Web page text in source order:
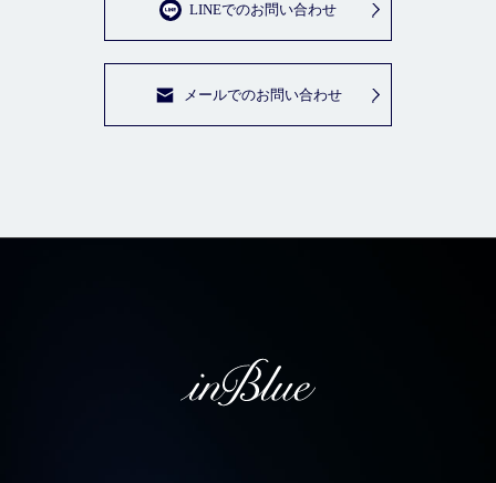
LINEでのお問い合わせ
メールでのお問い合わせ